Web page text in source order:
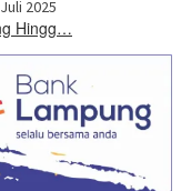
2025
Hingg…